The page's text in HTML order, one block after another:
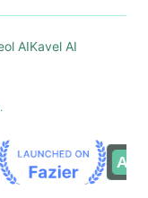
AIKavel AI